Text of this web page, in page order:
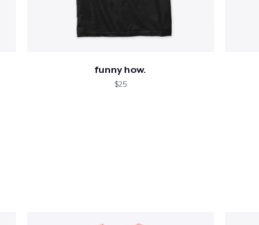
funny how.
$25